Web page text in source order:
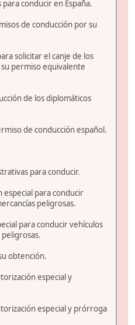
conducir en España.
de conducción por su
solicitar el canje de los
permiso equivalente
de los diplomáticos
de conducción español.
para conducir.
especial para conducir
peligrosas.
para conducir vehículos
obtención.
especial y
especial y prórroga